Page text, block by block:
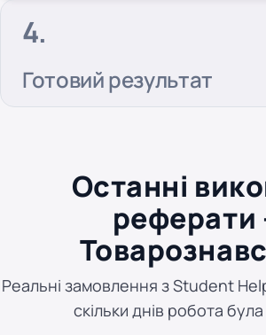
Готовий результат
Останні
реферати
Реальні замовлення з Student
скільки днів робота